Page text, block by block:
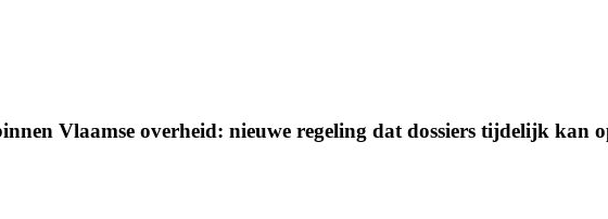
Vlaamse overheid: nieuwe regeling dat dossiers tijdelijk kan